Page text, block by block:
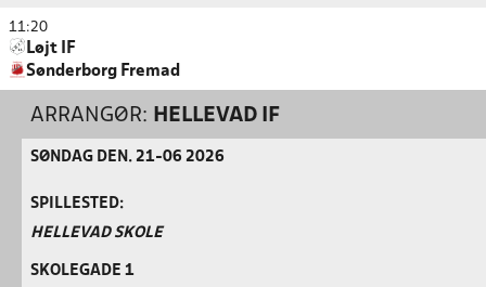
11:20
Løjt IF
Sønderborg Fremad
ARRANGØR: HELLEVAD IF
SØNDAG DEN. 21-06 2026
SPILLESTED:
HELLEVAD SKOLE
SKOLEGADE 1